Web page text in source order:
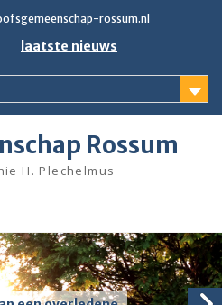
rossum.nl
laatste nieuws
Rossum
H. Plechelmus